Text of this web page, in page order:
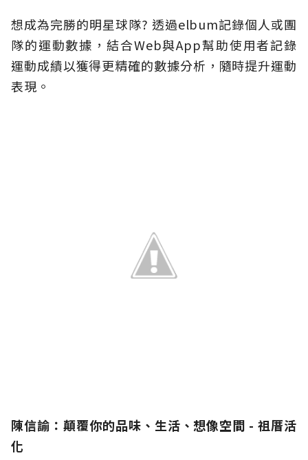
想成為完勝的明星球隊? 透過elbum記錄個人或團
隊的運動數據，結合Web與App幫助使用者記錄
運動成績以獲得更精確的數據分析，隨時提升運動
表現。
陳信諭：顛覆你的品味、生活、想像空間 - 祖厝活
化